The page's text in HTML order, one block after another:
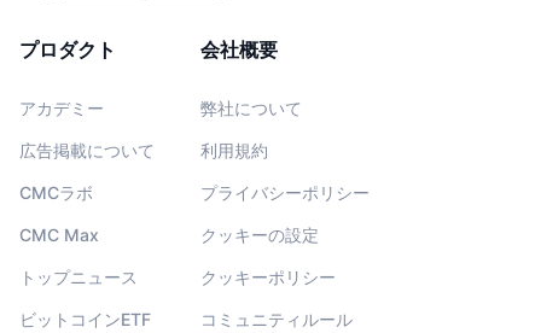
プロダクト
アカデミー
広告掲載について
CMCラボ
CMC Max
トップニュース
ビットコインETF
会社概要
弊社について
利用規約
プライバシーポリシー
クッキーの設定
クッキーポリシー
コミュニティルール